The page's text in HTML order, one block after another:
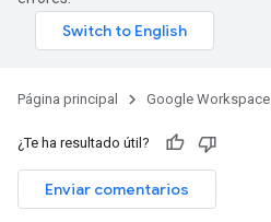
Página principal Google Workspace
¿Te ha resultado útil?
Enviar comentarios